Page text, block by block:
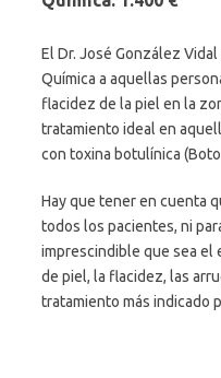
El Dr. José González
Química a aquellas
flacidez de la piel en la
tratamiento ideal en
con toxina botulínica
Hay que tener en cuenta
todos los pacientes, ni
imprescindible que sea el
de piel, la flacidez, las
tratamiento más indicado